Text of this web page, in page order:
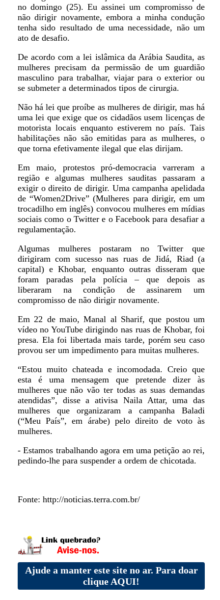
no domingo (25). Eu assinei um compromisso de
não dirigir novamente, embora a minha condução
tenha sido resultado de uma necessidade, não um
ato de desafio.
De acordo com a lei islâmica da Arábia Saudita, as
mulheres precisam da permissão de um guardião
masculino para trabalhar, viajar para o exterior ou
se submeter a determinados tipos de cirurgia.
Não há lei que proíbe as mulheres de dirigir, mas há
uma lei que exige que os cidadãos usem licenças de
motorista locais enquanto estiverem no país. Tais
habilitações não são emitidas para as mulheres, o
que torna efetivamente ilegal que elas dirijam.
Em maio, protestos pró-democracia varreram a
região e algumas mulheres sauditas passaram a
exigir o direito de dirigir. Uma campanha apelidada
de “Women2Drive” (Mulheres para dirigir, em um
trocadilho em inglês) convocou mulheres em mídias
sociais como o Twitter e o Facebook para desafiar a
regulamentação.
Algumas mulheres postaram no Twitter que
dirigiram com sucesso nas ruas de Jidá, Riad (a
capital) e Khobar, enquanto outras disseram que
foram paradas pela polícia – que depois as
liberaram na condição de assinarem um
compromisso de não dirigir novamente.
Em 22 de maio, Manal al Sharif, que postou um
vídeo no YouTube dirigindo nas ruas de Khobar, foi
presa. Ela foi libertada mais tarde, porém seu caso
provou ser um impedimento para muitas mulheres.
“Estou muito chateada e incomodada. Creio que
esta é uma mensagem que pretende dizer às
mulheres que não vão ter todas as suas demandas
atendidas”, disse a ativisa Naila Attar, uma das
mulheres que organizaram a campanha Baladi
(“Meu País”, em árabe) pelo direito de voto às
mulheres.
- Estamos trabalhando agora em uma petição ao rei,
pedindo-lhe para suspender a ordem de chicotada.
Fonte: http://noticias.terra.com.br/
Ajude a manter este site no ar. Para doar
clique AQUI!